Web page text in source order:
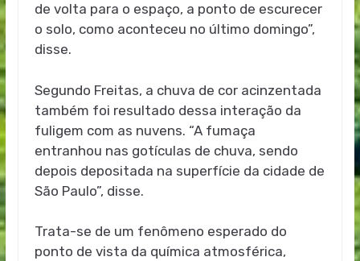
de volta para o espaço, a ponto de escurecer
o solo, como aconteceu no último domingo”,
disse.
Segundo Freitas, a chuva de cor acinzentada
também foi resultado dessa interação da
fuligem com as nuvens. “A fumaça
entranhou nas gotículas de chuva, sendo
depois depositada na superfície da cidade de
São Paulo”, disse.
Trata-se de um fenômeno esperado do
ponto de vista da química atmosférica,